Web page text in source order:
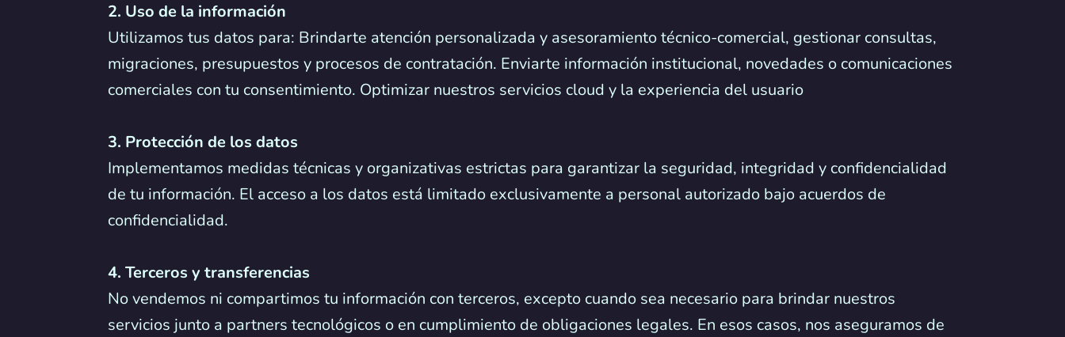
2. Uso de la información
Utilizamos tus datos para: Brindarte atención personalizada y asesoramiento técnico-comercial, gestionar consultas,
migraciones, presupuestos y procesos de contratación. Enviarte información institucional, novedades o comunicaciones
comerciales con tu consentimiento. Optimizar nuestros servicios cloud y la experiencia del usuario
3. Protección de los datos
Implementamos medidas técnicas y organizativas estrictas para garantizar la seguridad, integridad y confidencialidad
de tu información. El acceso a los datos está limitado exclusivamente a personal autorizado bajo acuerdos de
confidencialidad.
4. Terceros y transferencias
No vendemos ni compartimos tu información con terceros, excepto cuando sea necesario para brindar nuestros
servicios junto a partners tecnológicos o en cumplimiento de obligaciones legales. En esos casos, nos aseguramos de